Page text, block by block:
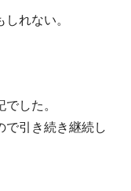
れない。
した。
で引き続き継続し